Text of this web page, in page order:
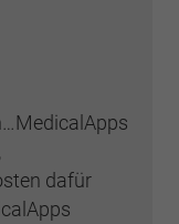
dafür